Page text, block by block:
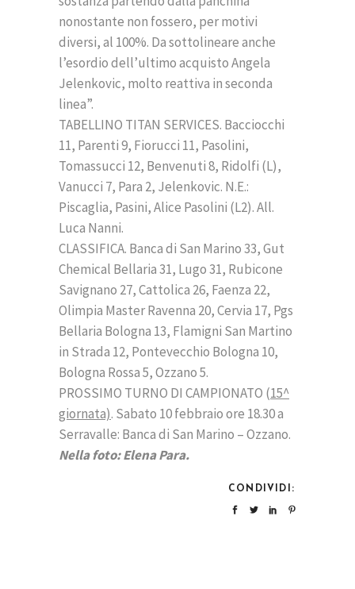
nonostante non fossero, per motivi
diversi, al 100%. Da sottolineare anche
l’esordio dell’ultimo acquisto Angela
Jelenkovic, molto reattiva in seconda
linea”.
TABELLINO TITAN SERVICES. Bacciocchi
11, Parenti 9, Fiorucci 11, Pasolini,
Tomassucci 12, Benvenuti 8, Ridolfi (L),
Vanucci 7, Para 2, Jelenkovic. N.E.:
Piscaglia, Pasini, Alice Pasolini (L2). All.
Luca Nanni.
CLASSIFICA. Banca di San Marino 33, Gut
Chemical Bellaria 31, Lugo 31, Rubicone
Savignano 27, Cattolica 26, Faenza 22,
Olimpia Master Ravenna 20, Cervia 17, Pgs
Bellaria Bologna 13, Flamigni San Martino
in Strada 12, Pontevecchio Bologna 10,
Bologna Rossa 5, Ozzano 5.
PROSSIMO TURNO DI CAMPIONATO (15^
giornata). Sabato 10 febbraio ore 18.30 a
Serravalle: Banca di San Marino – Ozzano.
Nella foto: Elena Para.
CONDIVIDI: